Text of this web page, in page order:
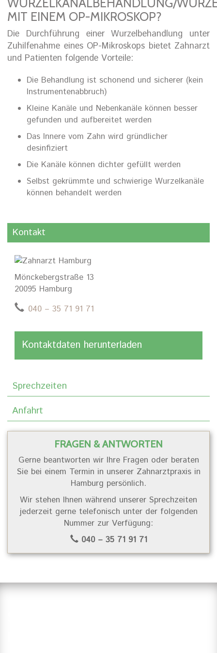
MIT EINEM OP-MIKROSKOP?
Die Durchführung einer Wurzelbehandlung unter
Zuhilfenahme eines OP-Mikroskops bietet Zahnarzt
und Patienten folgende Vorteile:
Die Behandlung ist schonend und sicherer (kein
Instrumentenabbruch)
Kleine Kanäle und Nebenkanäle können besser
gefunden und aufbereitet werden
Das Innere vom Zahn wird gründlicher
desinfiziert
Die Kanäle können dichter gefüllt werden
Selbst gekrümmte und schwierige Wurzelkanäle
können behandelt werden
Kontakt
Mönckebergstraße 13
20095 Hamburg
040 – 35 71 91 71
Kontaktdaten herunterladen
Sprechzeiten
Anfahrt
FRAGEN & ANTWORTEN
Gerne beantworten wir Ihre Fragen oder beraten
Sie bei einem Termin in unserer Zahnarztpraxis in
Hamburg persönlich.
Wir stehen Ihnen während unserer Sprechzeiten
jederzeit gerne telefonisch unter der folgenden
Nummer zur Verfügung:
040 – 35 71 91 71